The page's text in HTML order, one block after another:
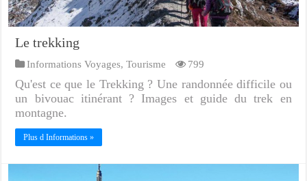
Le trekking
Informations Voyages,Tourisme 799
Qu'est ce que le Trekking ? Une randonnée difficile ou
un bivouac itinérant ? Images et guide du trek en
montagne.
Plus d Informations »